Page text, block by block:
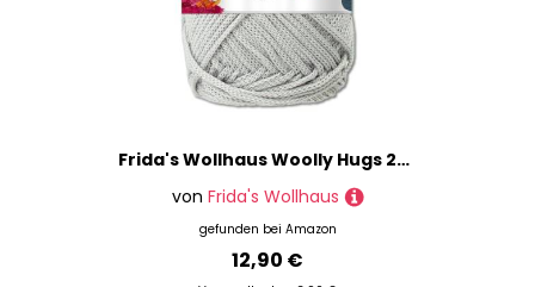
Frida's Wollhaus Woolly Hugs 200 g Rope Polyester Textilgarn Wolle Tasche mit Anleitung 13 Farben (90 | Hellgrau)
von Frida's Wollhaus
gefunden bei Amazon
12,90 €